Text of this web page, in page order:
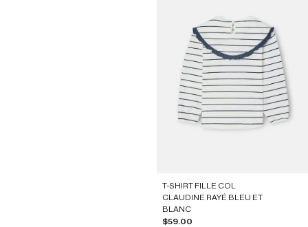
T-SHIRT FILLE COL
CLAUDINE RAYÉ BLEU ET
BLANC
Prix de vente
$59.00